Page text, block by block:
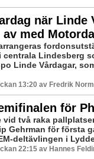
när Linde
av med
centrala Lindesberg
Linde Vårdagar,
13:20 av Fredrik
för
vid två raka
Gehrman för första
deltävlingen i
22:15 av Hannes